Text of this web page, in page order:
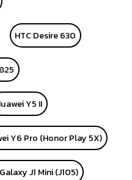
HTC Desire 630
Y5 II
Y6 Pro (Honor Play 5X)
J1 Mini (J105)